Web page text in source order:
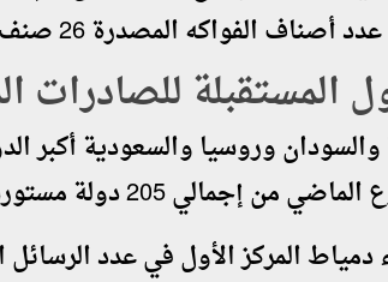
الفواكه المصدرة 26 صنف بنحو 60 ألف طن.
المستقبلة للصادرات
وروسيا والسعودية أكبر
من إجمالي 205 دولة مستوردة.
المركز الأول في عدد